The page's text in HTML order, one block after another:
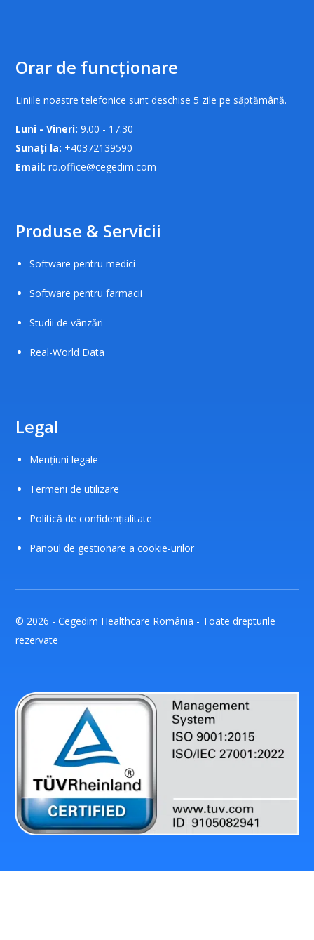
Orar de funcționare
Liniile noastre telefonice sunt deschise 5 zile pe săptămână.
Luni - Vineri: 9.00 - 17.30
Sunați la: +40372139590
Email: ro.office@cegedim.com
Produse & Servicii
Software pentru medici
Software pentru farmacii
Studii de vânzări
Real-World Data
Legal
Mențiuni legale
Termeni de utilizare
Politică de confidențialitate
Panoul de gestionare a cookie-urilor
© 2026 - Cegedim Healthcare România - Toate drepturile
rezervate